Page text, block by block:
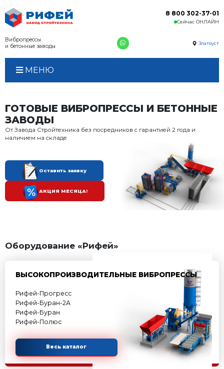
Вибропрессы
и бетонные заводы
МЕНЮ
ГОТОВЫЕ ВИБРОПРЕССЫ
ЗАВОДЫ
От Завода Стройтехника без посредников с
наличием на складе
Оставить заявку
Оборудование «Рифей»